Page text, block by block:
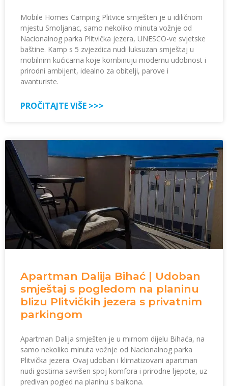
Mobile Homes Camping Plitvice smješten je u idiličnom
mjestu Smoljanac, samo nekoliko minuta vožnje od
Nacionalnog parka Plitvička jezera, UNESCO-ve svjetske
baštine. Kamp s 5 zvjezdica nudi luksuzan smještaj u
mobilnim kućicama koje kombinuju modernu udobnost i
prirodni ambijent, idealno za obitelji, parove i
avanturiste.
PROČITAJTE VIŠE >>>
Apartman Dalija Bihać | Udoban
smještaj s pogledom na planinu
blizu Plitvičkih jezera s privatnim
parkingom
Apartman Dalija smješten je u mirnom dijelu Bihaća, na
samo nekoliko minuta vožnje od Nacionalnog parka
Plitvička jezera. Ovaj udoban i klimatizovani apartman
nudi gostima savršen spoj komfora i prirodne ljepote, uz
predivan pogled na planinu s balkona.